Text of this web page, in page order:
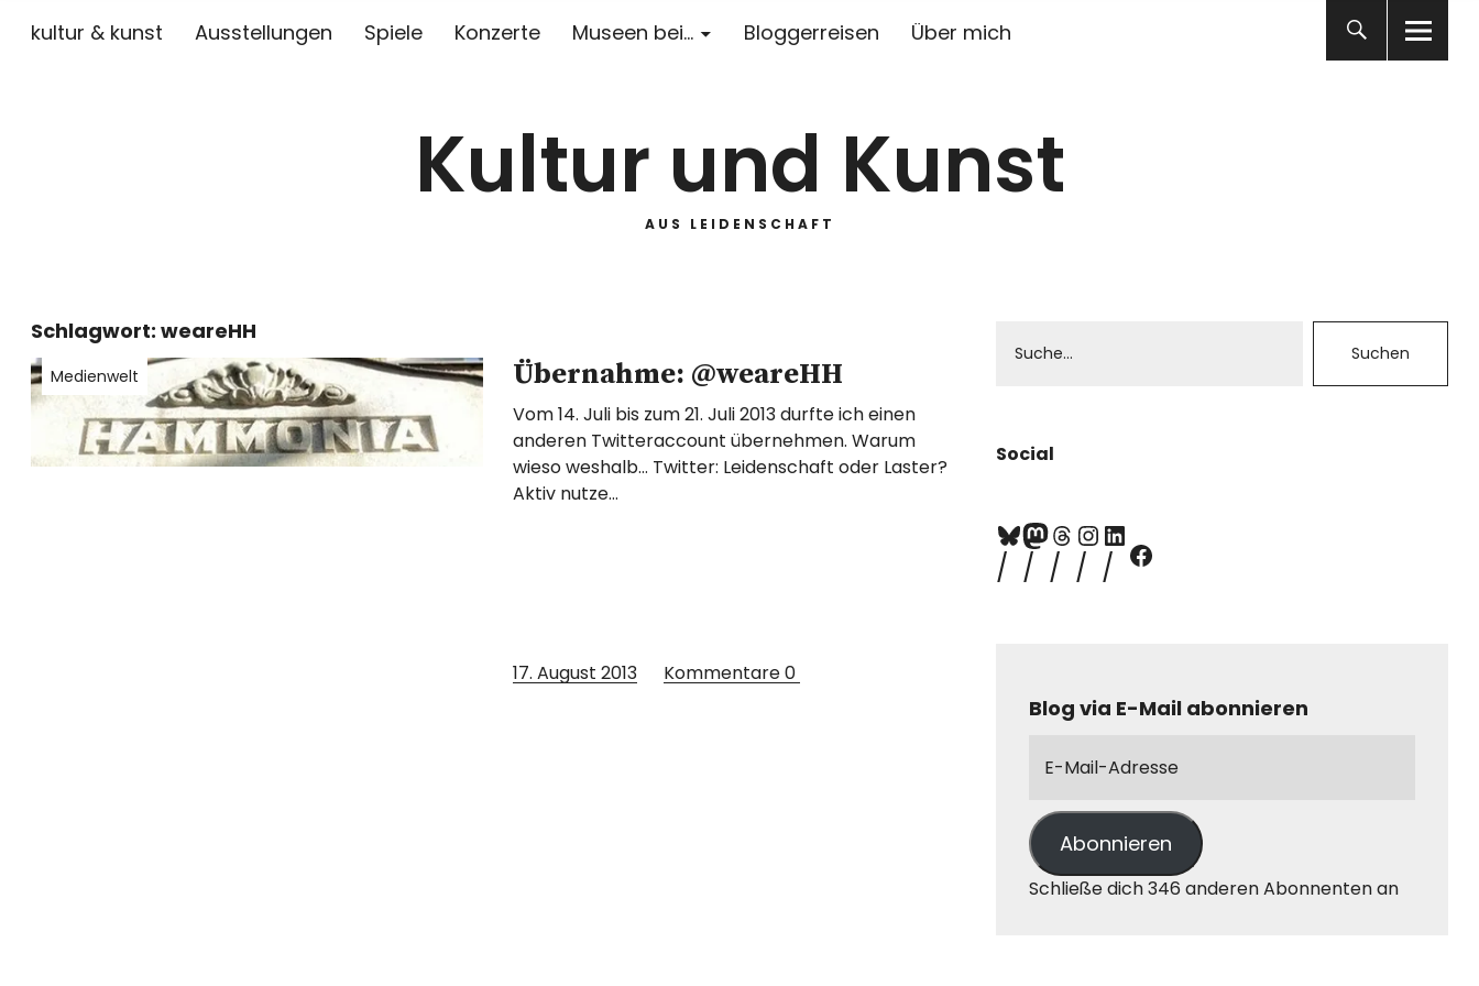
kultur & kunst Ausstellungen Spiele Konzerte Museen bei… Bloggerreisen Über mich
Kultur und Kunst
AUS LEIDENSCHAFT
Schlagwort: weareHH
Medienwelt Übernahme: @weareHH
Vom 14. Juli bis zum 21. Juli 2013 durfte ich einen
anderen Twitteraccount übernehmen. Warum
wieso weshalb… Twitter: Leidenschaft oder Laster?
Aktiv nutze…
17. August 2013 Kommentare0
Social
Blog via E-Mail abonnieren
Abonnieren
Schließe dich 346 anderen Abonnenten an